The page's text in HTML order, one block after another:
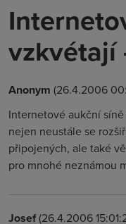
vzkvétají
Anonym (26.4.2006
Internetové aukční
nejen neustále se
připojených, ale také
pro mnohé neznámou
Josef(26.4.2006